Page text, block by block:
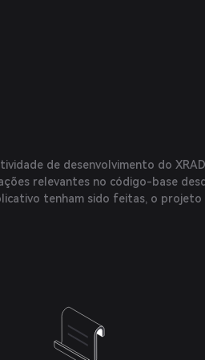
de desenvolvimento do
relevantes no código-base
tenham sido feitas, o projeto